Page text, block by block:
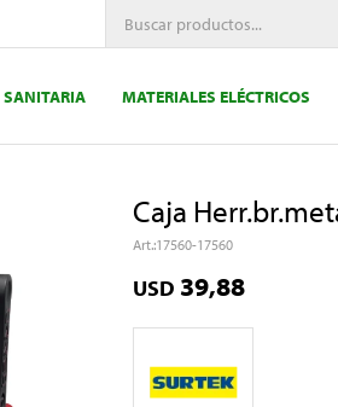
SANITARIA MATERIALES ELÉCTRICOS
Caja
17560-17560
USD 39,88